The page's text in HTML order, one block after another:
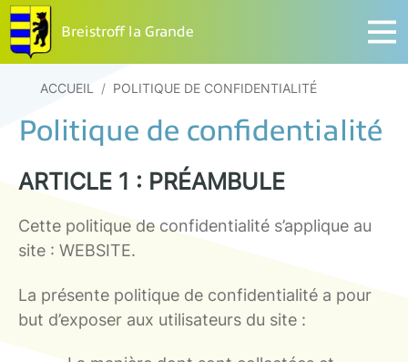
Breistroff la Grande
ACCUEIL / POLITIQUE DE CONFIDENTIALITÉ
Politique de confidentialité
ARTICLE 1 : PRÉAMBULE
Cette politique de confidentialité s’applique au
site : WEBSITE.
La présente politique de confidentialité a pour
but d’exposer aux utilisateurs du site :